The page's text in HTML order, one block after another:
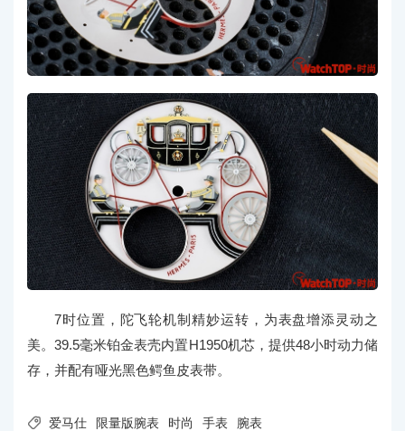
7时位置，陀飞轮机制精妙运转，为表盘增添灵动之
美。39.5毫米铂金表壳内置H1950机芯，提供48小时动力储
存，并配有哑光黑色鳄鱼皮表带。
 爱马仕 限量版腕表 时尚 手表 腕表